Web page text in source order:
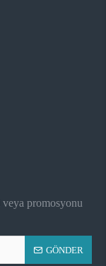
promosyonu
GÖNDER